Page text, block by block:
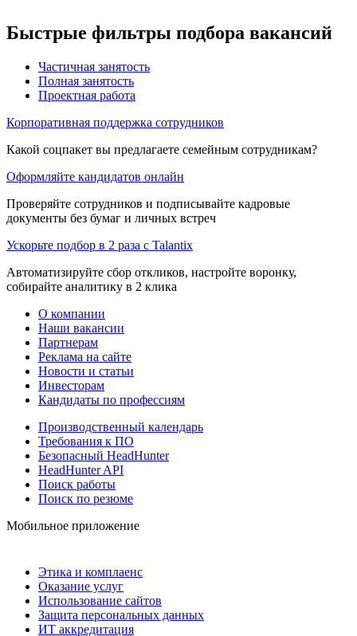
Быстрые фильтры подбора вакансий
Частичная занятость
Полная занятость
Проектная работа
Корпоративная поддержка сотрудников
Какой соцпакет вы предлагаете семейным сотрудникам?
Оформляйте кандидатов онлайн
Проверяйте сотрудников и подписывайте кадровые
документы без бумаг и личных встреч
Ускорьте подбор в 2 раза с Talantix
Автоматизируйте сбор откликов, настройте воронку,
собирайте аналитику в 2 клика
О компании
Наши вакансии
Партнерам
Реклама на сайте
Новости и статьи
Инвесторам
Кандидаты по профессиям
Производственный календарь
Требования к ПО
Безопасный HeadHunter
HeadHunter API
Поиск работы
Поиск по резюме
Мобильное приложение
Этика и комплаенс
Оказание услуг
Использование сайтов
Защита персональных данных
ИТ аккредитация